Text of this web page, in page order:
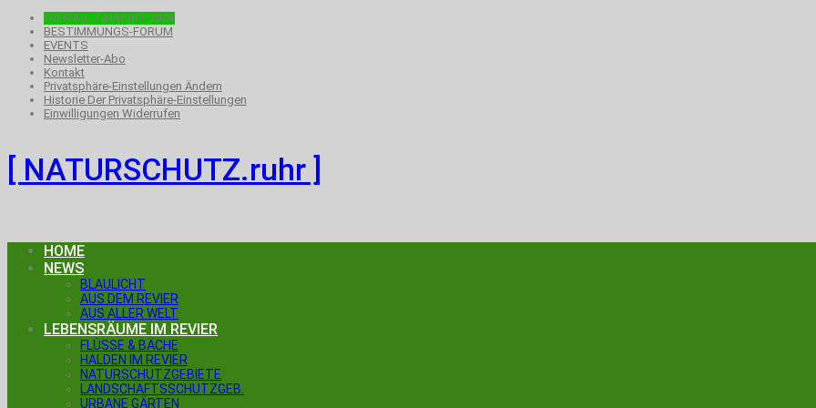
FREITAG, 7.AUGUST 2026
BESTIMMUNGS-FORUM
EVENTS
Newsletter-Abo
Kontakt
Privatsphäre-Einstellungen Ändern
Historie Der Privatsphäre-Einstellungen
Einwilligungen Widerrufen
[ NATURSCHUTZ.ruhr ]
HOME
NEWS
BLAULICHT
AUS DEM REVIER
AUS ALLER WELT
LEBENSRÄUME IM REVIER
FLÜSSE & BÄCHE
HALDEN IM REVIER
NATURSCHUTZGEBIETE
LANDSCHAFTSSCHUTZGEB.
URBANE GÄRTEN